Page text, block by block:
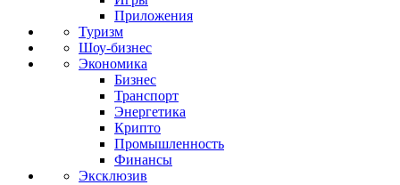
Приложения
Туризм
Шоу-бизнес
Экономика
Бизнес
Транспорт
Энергетика
Крипто
Промышленность
Финансы
Эксклюзив